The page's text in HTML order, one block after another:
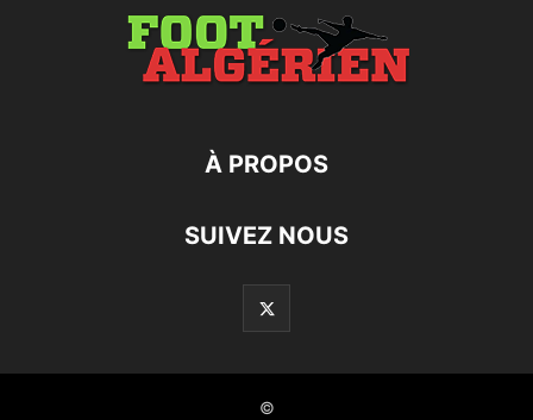
À PROPOS
SUIVEZ NOUS
©